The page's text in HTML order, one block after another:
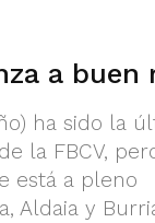
a buen
ha sido la
la FBCV,
está a pleno
Aldaia y